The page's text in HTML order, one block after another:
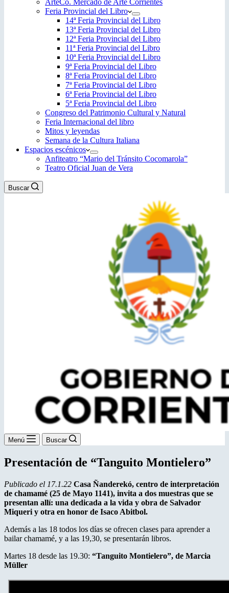
ArteCo. Mercado de Arte Corrientes
Feria Provincial del Libro
14ª Feria Provincial del Libro
13ª Feria Provincial del Libro
12ª Feria Provincial del Libro
11ª Feria Provincial del Libro
10ª Feria Provincial del Libro
9ª Feria Provincial del Libro
8ª Feria Provincial del Libro
7ª Feria Provincial del Libro
6ª Feria Provincial del Libro
5ª Feria Provincial del Libro
Congreso del Patrimonio Cultural y Natural
Feria Internacional del libro
Mitos y leyendas
Semana de la Cultura Italiana
Espacios escénicos
Anfiteatro “Mario del Tránsito Cocomarola”
Teatro Oficial Juan de Vera
Buscar
Menú Buscar
Presentación de “Tanguito Montielero”
Publicado el 17.1.22 Casa Ñanderekó, centro de interpretación
de chamamé (25 de Mayo 1141), invita a dos muestras que se
presentan allí: una dedicada a la vida y obra de Salvador
Miqueri y otra en honor de Isaco Abitbol.
Además a las 18 todos los días se ofrecen clases para aprender a
bailar chamamé, y a las 19,30, se presentarán libros.
Martes 18 desde las 19.30: “Tanguito Montielero”, de Marcia
Müller